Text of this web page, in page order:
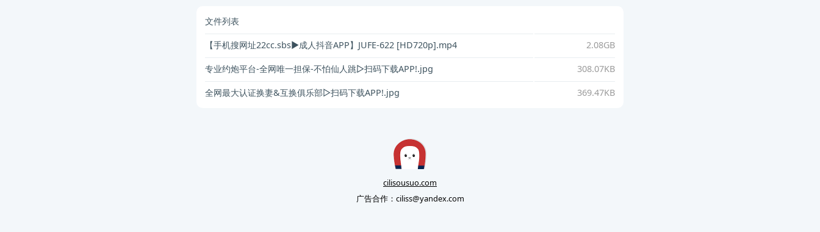
文件列表
【手机搜网址22cc.sbs▶成人抖音APP】JUFE-622 [HD720p].mp4 2.08GB
专业约炮平台-全网唯一担保-不怕仙人跳▷扫码下载APP!.jpg 308.07KB
全网最大认证换妻&互换俱乐部▷扫码下载APP!.jpg 369.47KB
cilisousuo.com
广告合作： ciliss@yandex.com